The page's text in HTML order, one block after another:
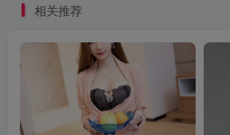
相关推荐